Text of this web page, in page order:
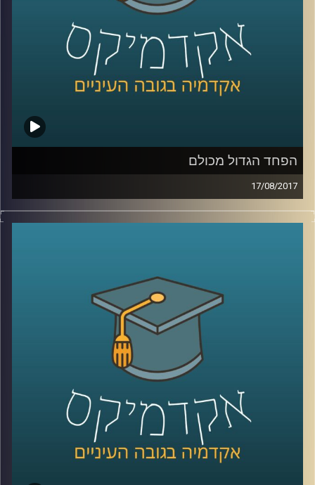
קולקטיבית בסכסוך ארוך טווח וכיצד ניתן לחולל
שינוי חברתי ופוליטי באמצעות שיח רגשי
AudioVersity
הפחד הגדול מכולם
17/08/2017
מדוע יש קבוצות באוכלוסיה שידגישו את איום
שגורמים לנו לראות איומים מסוימים כמוחשיים
ובמקביל להפחית מחומרתם של איומים
אחרים? פרופסור גלעד הירשברגר מבית הספר
לפסיכולוגיה מנתח באמצעות מודל ייחודי את
תפיסות האיומים השונות בקרב קבוצות פוליטיות
שונות באוכלוסיה ומסביר כיצד זכרון קולקטיבי
משפיע על התמודדות בשעות משבר
AudioVersity